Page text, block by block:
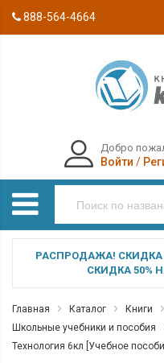
888-564-4664
Добро
Войти /
РАСПРОДАЖА! СКИДКА
СКИДКА 50%
Главная Каталог Книги
Школьные учебники и пособия
Технология 6кл [Учебное